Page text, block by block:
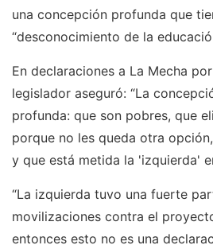
una concepción profunda que
“desconocimiento de la
En declaraciones a La Mecha
legislador aseguró: “La
profunda: que son pobres, que
porque no les queda otra
y que está metida la 'izquierda'
“La izquierda tuvo una fuerte
movilizaciones contra el
entonces esto no es una